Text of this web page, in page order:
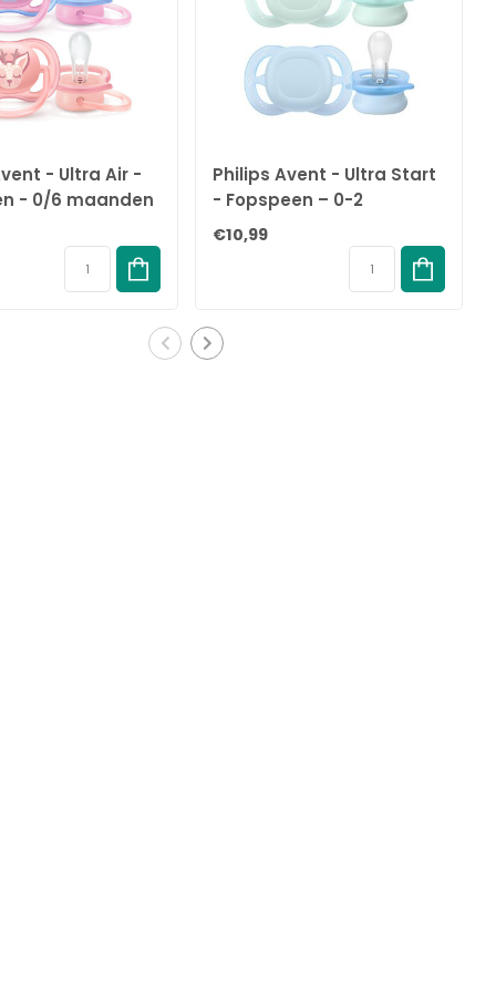
- Ultra Air -
- 0/6 maanden
SCF085/02
Philips Avent - Ultra Start
- Fopspeen – 0-2
maanden – Groen/Blauw
€10,99